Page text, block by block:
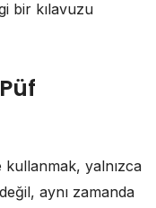
bir kılavuzu
kullanmak, yalnızca
aynı zamanda